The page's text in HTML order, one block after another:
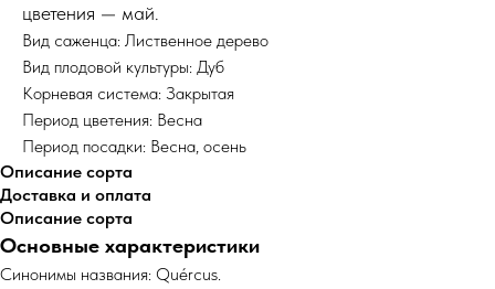
цветения — май.
Вид саженца: Лиственное дерево
Вид плодовой культуры: Дуб
Корневая система: Закрытая
Период цветения: Весна
Период посадки: Весна, осень
Описание сорта
Доставка и оплата
Описание сорта
Основные характеристики
Синонимы названия: Quércus.